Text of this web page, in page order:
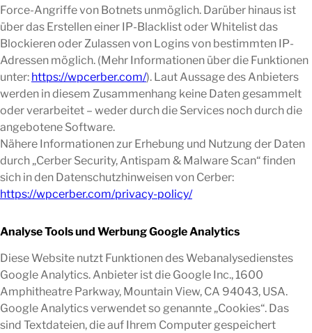
Force-Angriffe von Botnets unmöglich. Darüber hinaus ist
über das Erstellen einer IP-Blacklist oder Whitelist das
Blockieren oder Zulassen von Logins von bestimmten IP-
Adressen möglich. (Mehr Informationen über die Funktionen
unter: https://wpcerber.com/). Laut Aussage des Anbieters
werden in diesem Zusammenhang keine Daten gesammelt
oder verarbeitet – weder durch die Services noch durch die
angebotene Software.
Nähere Informationen zur Erhebung und Nutzung der Daten
durch „Cerber Security, Antispam & Malware Scan“ finden
sich in den Datenschutzhinweisen von Cerber:
https://wpcerber.com/privacy-policy/
Analyse Tools und Werbung Google Analytics
Diese Website nutzt Funktionen des Webanalysedienstes
Google Analytics. Anbieter ist die Google Inc., 1600
Amphitheatre Parkway, Mountain View, CA 94043, USA.
Google Analytics verwendet so genannte „Cookies“. Das
sind Textdateien, die auf Ihrem Computer gespeichert